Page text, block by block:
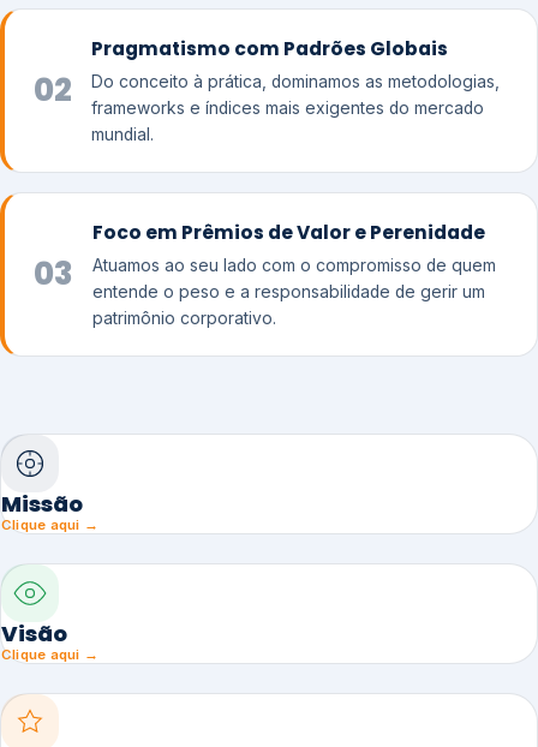
02
Pragmatismo com Padrões Globais
Do conceito à prática, dominamos as metodologias,
frameworks e índices mais exigentes do mercado
mundial.
03
Foco em Prêmios de Valor e Perenidade
Atuamos ao seu lado com o compromisso de quem
entende o peso e a responsabilidade de gerir um
patrimônio corporativo.
Missão
Clique aqui →
Visão
Clique aqui →